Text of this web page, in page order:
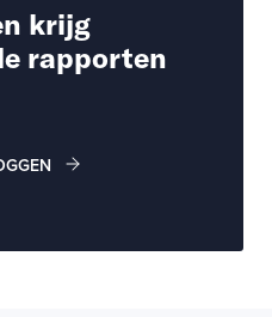
krijg
rapporten